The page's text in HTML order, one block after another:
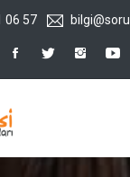
06 57